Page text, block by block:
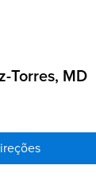
Torres, MD